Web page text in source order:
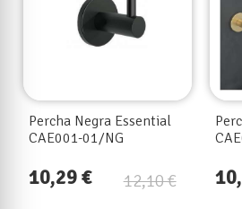
Percha Negra Essential
CAE001-01/NG
12,10 €
10,29 €